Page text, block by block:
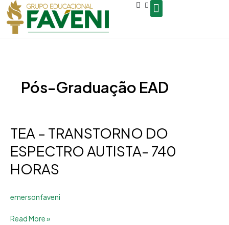
conteúdo
para
Open
Pós-Graduação EAD
TEA – TRANSTORNO DO
ESPECTRO AUTISTA- 740
HORAS
emersonfaveni
TEA
TRANSTORNO
DO
AUTISTA-
HORAS
Read More »